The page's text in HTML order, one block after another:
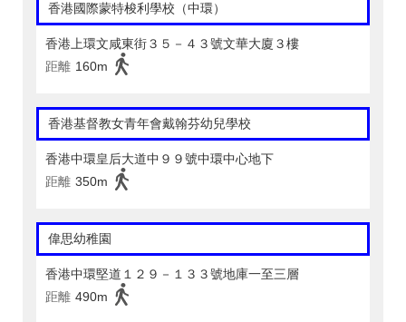
香港國際蒙特梭利學校（中環）
香港上環文咸東街３５－４３號文華大廈３樓
距離 160m
香港基督教女青年會戴翰芬幼兒學校
香港中環皇后大道中９９號中環中心地下
距離 350m
偉思幼稚園
香港中環堅道１２９－１３３號地庫一至三層
距離 490m